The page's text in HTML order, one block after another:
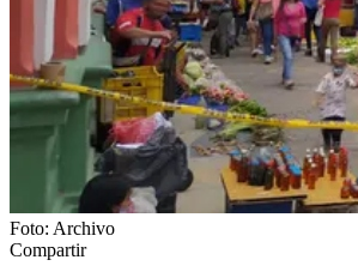
Foto: Archivo
Compartir